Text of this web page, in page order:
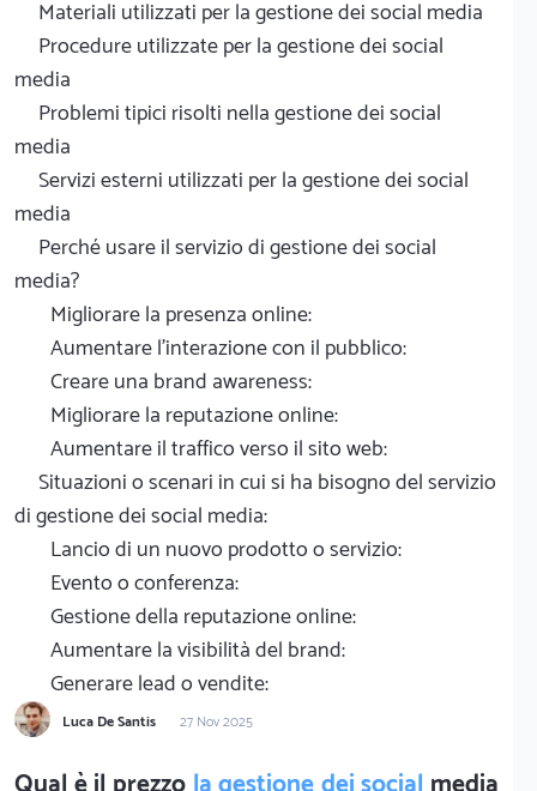
Materiali utilizzati per la gestione dei social media
Procedure utilizzate per la gestione dei social
media
Problemi tipici risolti nella gestione dei social
media
Servizi esterni utilizzati per la gestione dei social
media
Perché usare il servizio di gestione dei social
media?
Migliorare la presenza online:
Aumentare l'interazione con il pubblico:
Creare una brand awareness:
Migliorare la reputazione online:
Aumentare il traffico verso il sito web:
Situazioni o scenari in cui si ha bisogno del servizio
di gestione dei social media:
Lancio di un nuovo prodotto o servizio:
Evento o conferenza:
Gestione della reputazione online:
Aumentare la visibilità del brand:
Generare lead o vendite:
Luca De Santis 27 Nov 2025